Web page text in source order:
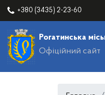
+380 (3435) 2-23-60
Рогатинська
Офіційний сайт